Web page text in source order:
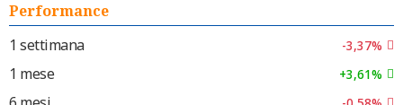
Performance
1 settimana
-3,37%
1 mese +3,61%